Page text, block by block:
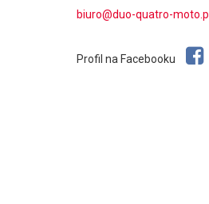
biuro@duo-quatro-moto.pl
Profil na Facebooku